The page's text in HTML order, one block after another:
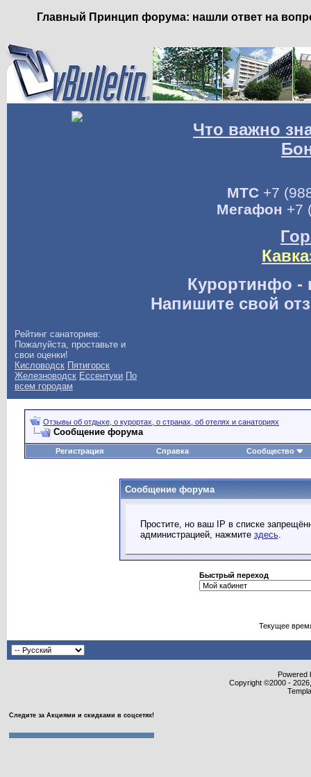
Главный Принцип форума: нашли ответ на
Что важно
МТС+7
Мегафон +7
Курортинфо -
Напишите свой
Рейтинг санаториев:
Пожалуйста, проставьте и
свои оценки!
Кисловодск Пятигорск
Железноводск Ессентуки По
всем городам
Отзывы об отдыхе, о курортах, о странах, об отелях и санаториях
Сообщение форума
Регистрация Справка Сообщество
Сообщение форума
Простите, но ваш IP в списке
администрацией, нажмите здесь.
Быстрый переход
Текущее
Powered
Copyright ©2000 -
Следите за Акциями и скидками в соцсетях!